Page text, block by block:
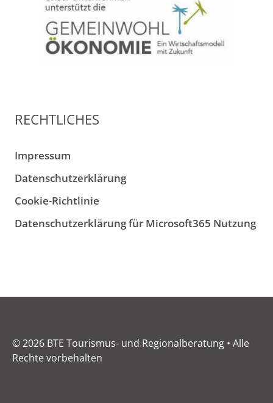
RECHTLICHES
Impressum
Datenschutzerklärung
Cookie-Richtlinie
Datenschutzerklärung für Microsoft365 Nutzung
© 2026 BTE Tourismus- und Regionalberatung • Alle
Rechte vorbehalten